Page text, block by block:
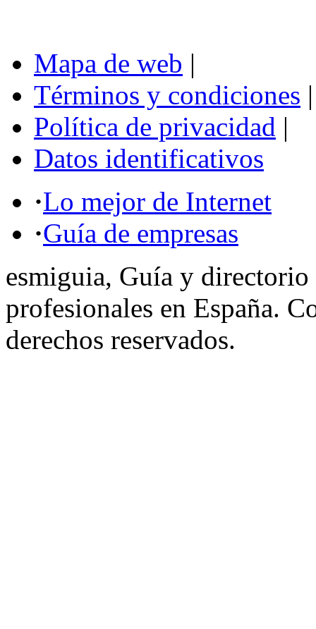
Mapa de web |
Términos y condiciones |
Política de privacidad |
Datos identificativos
·Lo mejor de Internet
·Guía de empresas
esmiguia, Guía y directorio
profesionales en España.
derechos reservados.